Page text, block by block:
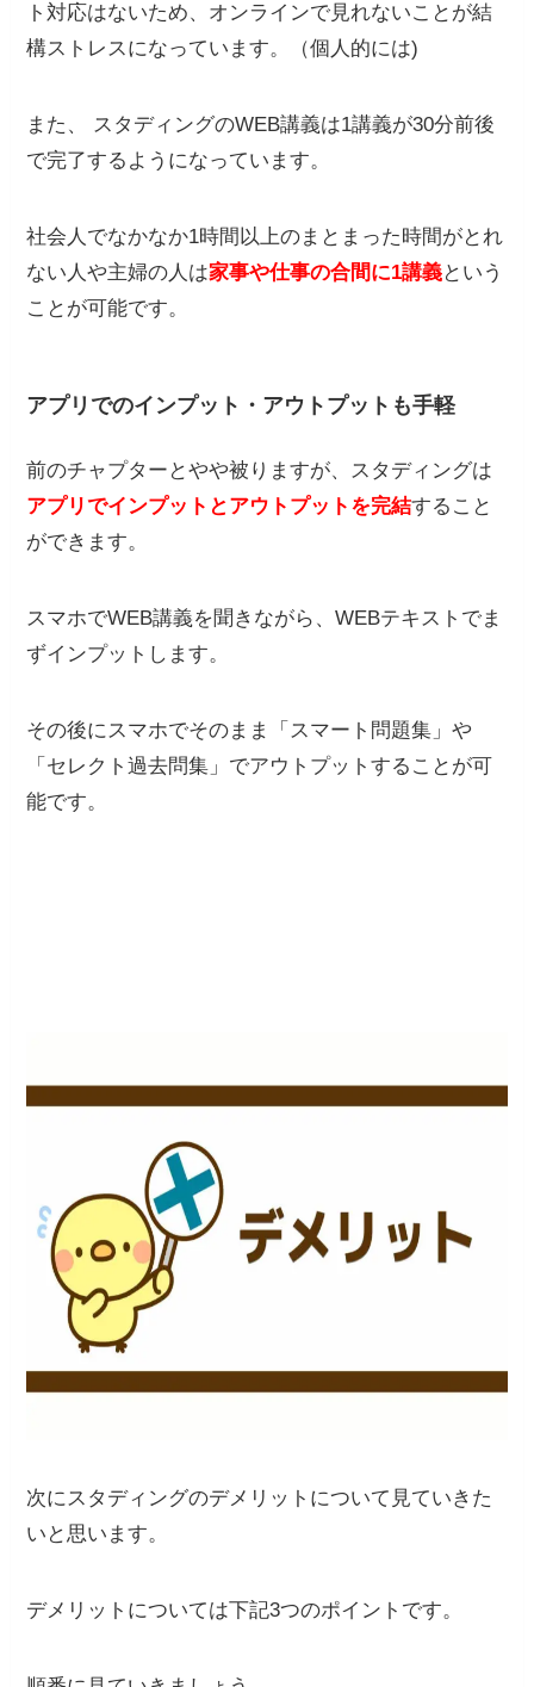
ト対応はないため、オンラインで見れないことが結
構ストレスになっています。（個人的には)
また、
スタディングのWEB講義は1講義が30分前後
で完了するようになっています。
社会人でなかなか1時間以上のまとまった時間がとれ
ない人や主婦の人は家事や仕事の合間に1講義という
ことが可能です。
アプリでのインプット・アウトプットも手軽
前のチャプターとやや被りますが、スタディングは
アプリでインプットとアウトプットを完結すること
ができます。
スマホでWEB講義を聞きながら、WEBテキストでま
ずインプットします。
その後にスマホでそのまま「スマート問題集」や
「セレクト過去問集」でアウトプットすることが可
能です。
次にスタディングのデメリットについて見ていきた
いと思います。
デメリットについては下記3つのポイントです。